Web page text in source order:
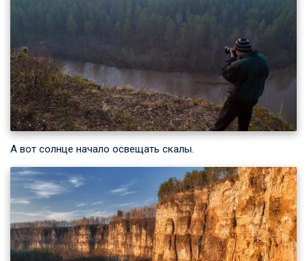
А вот солнце начало освещать скалы.